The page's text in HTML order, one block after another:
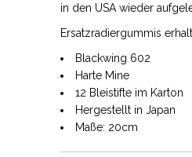
in den USA wieder
Ersatzradiergummis
Blackwing 602
Harte Mine
12 Bleistifte im Karton
Hergestellt in Japan
Maße: 20cm